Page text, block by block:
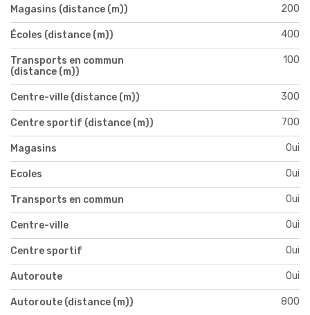
Magasins (distance (m)) 200
Écoles (distance (m)) 400
Transports en commun
(distance (m))
100
Centre-ville (distance (m)) 300
Centre sportif (distance (m)) 700
Magasins Oui
Ecoles Oui
Transports en commun Oui
Centre-ville Oui
Centre sportif Oui
Autoroute Oui
Autoroute (distance (m)) 800